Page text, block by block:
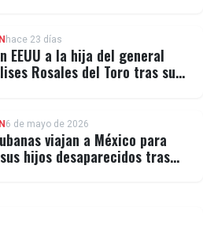
hace 23 días
EEUU a la hija del general
Rosales del Toro tras su
6 de mayo de 2026
viajan a México para
hijos desaparecidos tras